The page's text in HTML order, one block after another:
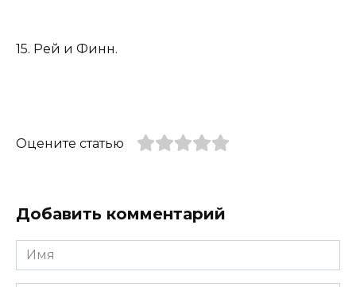
15. Рей и Финн.
Оцените статью
Добавить комментарий
Имя
*